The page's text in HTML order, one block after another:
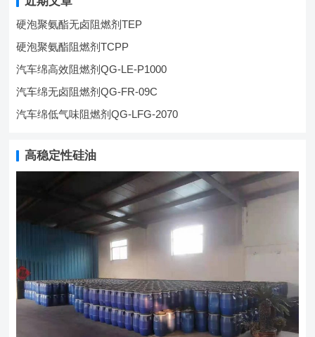
硬泡聚氨酯无卤阻燃剂TEP
硬泡聚氨酯阻燃剂TCPP
汽车绵高效阻燃剂QG-LE-P1000
汽车绵无卤阻燃剂QG-FR-09C
汽车绵低气味阻燃剂QG-LFG-2070
高稳定性硅油